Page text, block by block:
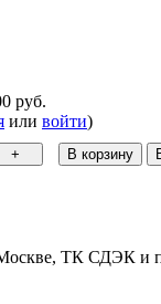
руб.
или войти)
ТК СДЭК и